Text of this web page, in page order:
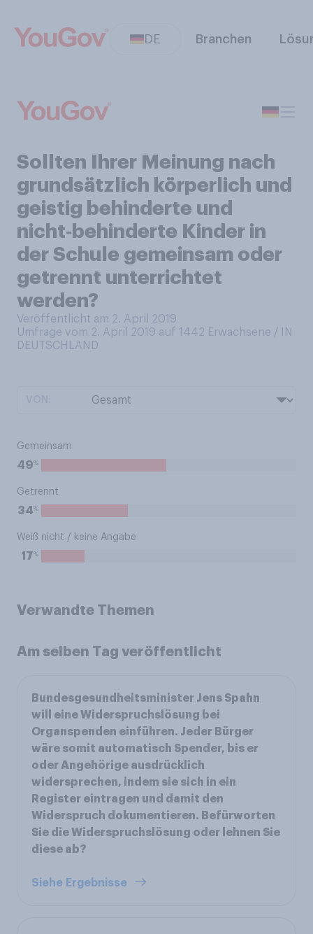
DE Branchen
Sollten Ihrer Meinung nach
grundsätzlich körperlich und
geistig behinderte und
nicht‑behinderte Kinder in
der Schule gemeinsam oder
getrennt unterrichtet
werden?
Veröffentlicht am 2. April 2019
Umfrage vom 2. April 2019 auf 1442 Erwachsene / IN
DEUTSCHLAND
Gemeinsam
49%
Getrennt
34%
Weiß nicht / keine Angabe
17%
Verwandte Themen
Am selben Tag veröffentlicht
Bundesgesundheitsminister Jens Spahn
will eine Widerspruchslösung bei
Organspenden einführen. Jeder Bürger
wäre somit automatisch Spender, bis er
oder Angehörige ausdrücklich
widersprechen, indem sie sich in ein
Register eintragen und damit den
Widerspruch dokumentieren. Befürworten
Sie die Widerspruchslösung oder lehnen Sie
diese ab?
Siehe Ergebnisse